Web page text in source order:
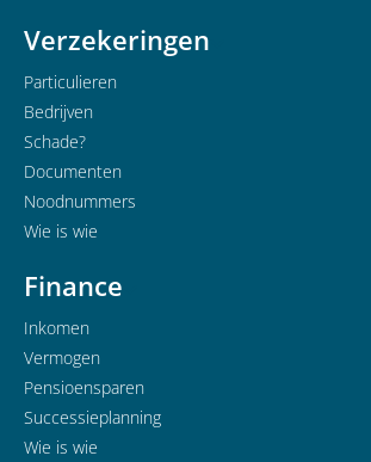
Verzekeringen
Particulieren
Bedrijven
Schade?
Documenten
Noodnummers
Wie is wie
Finance
Inkomen
Vermogen
Pensioensparen
Successieplanning
Wie is wie